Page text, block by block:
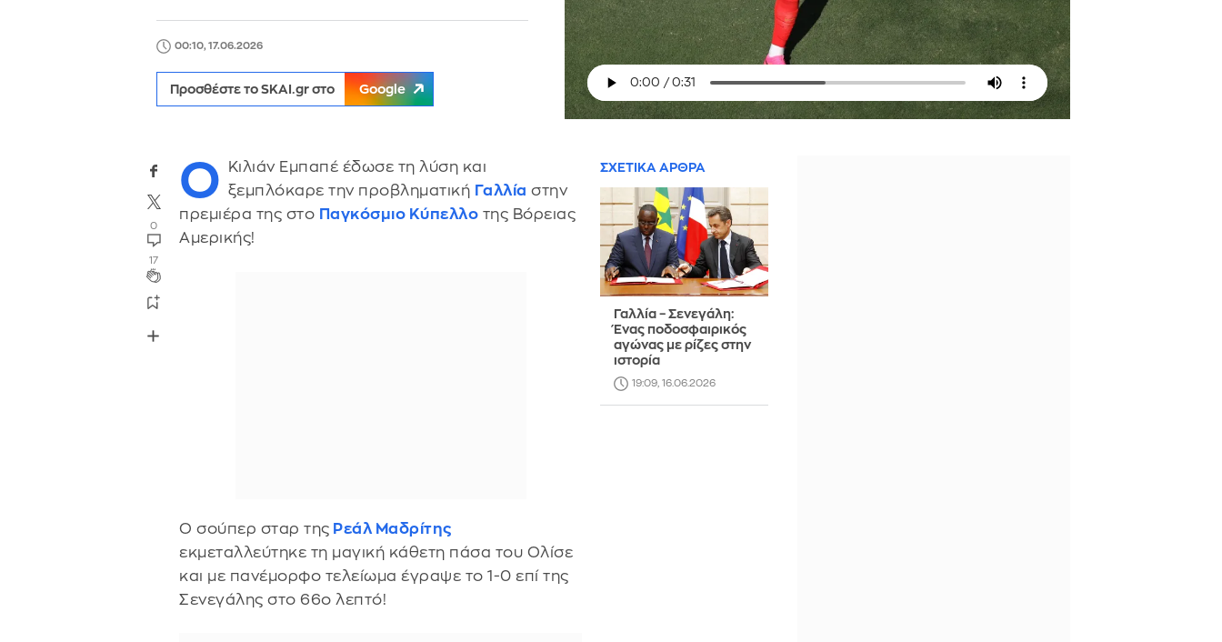
00:10, 17.06.2026
Προσθέστε το SKAI.gr στο Google
0
17
Ο
Κιλιάν Εμπαπέ έδωσε τη λύση και
ξεμπλόκαρε την προβληματική Γαλλία στην
πρεμιέρα της στο Παγκόσμιο Κύπελλο της Βόρειας
Αμερικής!
Ο σούπερ σταρ της Ρεάλ Μαδρίτης
εκμεταλλεύτηκε τη μαγική κάθετη πάσα του Ολίσε
και με πανέμορφο τελείωμα έγραψε το 1-0 επί της
Σενεγάλης στο 66ο λεπτό!
ΣΧΕΤΙΚΑ ΑΡΘΡΑ
Γαλλία – Σενεγάλη:
Ένας ποδοσφαιρικός
αγώνας με ρίζες στην
ιστορία
19:09, 16.06.2026